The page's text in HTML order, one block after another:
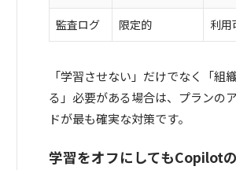
監査ログ 限定的 利用
「学習させない」だけでなく「組
る」必要がある場合は、プランの
ドが最も確実な対策です。
学習をオフにしてもCopilot